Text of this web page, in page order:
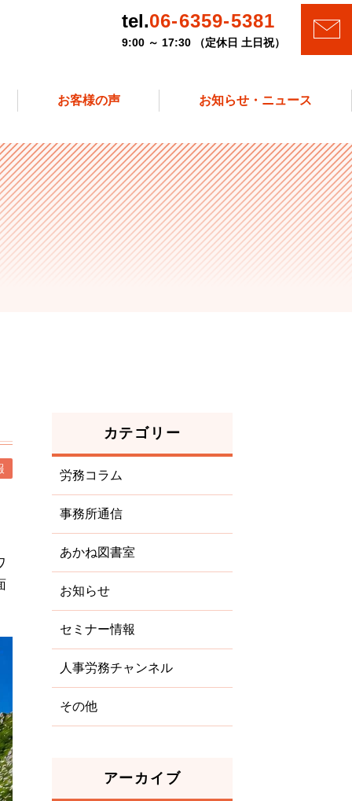
tel.06-6359-5381
9:00 ～ 17:30 （定休日 土日祝）
お客様の声 お知らせ・ニュース
カテゴリー
労務コラム
事務所通信
あかね図書室
お知らせ
セミナー情報
人事労務チャンネル
その他
アーカイブ